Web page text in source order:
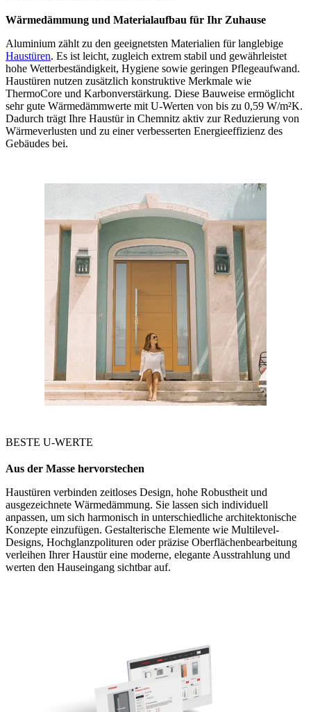
Wärmedämmung und Materialaufbau für Ihr Zuhause
Aluminium zählt zu den geeignetsten Materialien für langlebige
Haustüren. Es ist leicht, zugleich extrem stabil und gewährleistet
hohe Wetterbeständigkeit, Hygiene sowie geringen Pflegeaufwand.
Haustüren nutzen zusätzlich konstruktive Merkmale wie
ThermoCore und Karbonverstärkung. Diese Bauweise ermöglicht
sehr gute Wärmedämmwerte mit U-Werten von bis zu 0,59 W/m²K.
Dadurch trägt Ihre Haustür in Chemnitz aktiv zur Reduzierung von
Wärmeverlusten und zu einer verbesserten Energieeffizienz des
Gebäudes bei.
BESTE U-WERTE
Aus der Masse hervorstechen
Haustüren verbinden zeitloses Design, hohe Robustheit und
ausgezeichnete Wärmedämmung. Sie lassen sich individuell
anpassen, um sich harmonisch in unterschiedliche architektonische
Konzepte einzufügen. Gestalterische Elemente wie Multilevel-
Designs, Hochglanzpolituren oder präzise Oberflächenbearbeitung
verleihen Ihrer Haustür eine moderne, elegante Ausstrahlung und
werten den Hauseingang sichtbar auf.